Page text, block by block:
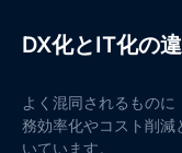
DX化とIT化の
よく混同されるもの
務効率化やコスト削